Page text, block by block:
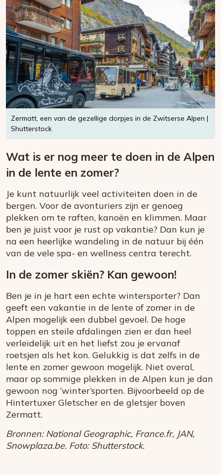
Zermatt, een van de gezellige dorpjes in de Zwitserse Alpen |
Shutterstock
Wat is er nog meer te doen in de Alpen
in de lente en zomer?
Je kunt natuurlijk veel activiteiten doen in de
bergen. Voor de avonturiers zijn er genoeg
plekken om te raften, kanoën en klimmen. Maar
ben je juist voor je rust op vakantie? Dan kun je
na een heerlijke wandeling in de natuur bij één
van de vele spa- en wellness centra terecht.
In de zomer skiën? Kan gewoon!
Ben je in je hart een echte wintersporter? Dan
geeft een vakantie in de lente of zomer in de
Alpen mogelijk een dubbel gevoel. De hoge
toppen en steile afdalingen zien er dan heel
verleidelijk uit en het liefst zou je ervanaf
roetsjen als het kon. Gelukkig is dat zelfs in de
lente en zomer gewoon mogelijk. Niet overal,
maar op sommige plekken in de Alpen kun je dan
gewoon nog ‘winter’sporten. Bijvoorbeeld op de
Hintertuxer Gletscher en de gletsjer boven
Zermatt.
Bronnen: National Geographic, France.fr, JAN,
Snowplaza.be. Foto: Shutterstock.